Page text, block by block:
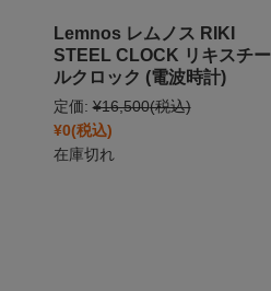
Lemnos レムノス RIKI
STEEL CLOCK リキスチー
ルクロック (電波時計)
定価: ¥16,500(税込)
¥0(税込)
在庫切れ